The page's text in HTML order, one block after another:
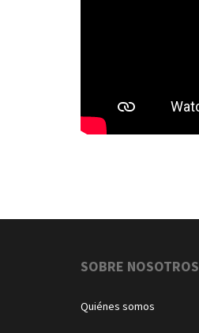
NavegaciónSOBRE NOSOTROS
Quiénes somos